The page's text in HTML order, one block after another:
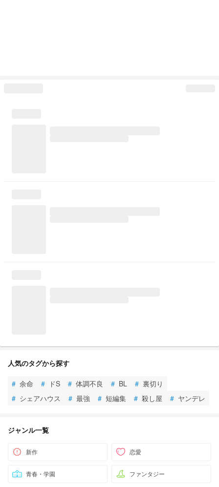
人気のタグから探す
# 余命 # ドS # 体調不良 # BL # 裏切り
# シェアハウス # 最強 # 短編集 # 殺し屋 # ヤンデレ
ジャンル一覧
新作 恋愛
青春・学園 ファンタジー